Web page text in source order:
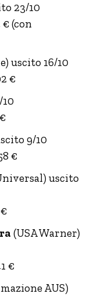
23/10
(con
uscito 16/10
€
9/10
€
uscito
(USA Warner)
€
AUS)